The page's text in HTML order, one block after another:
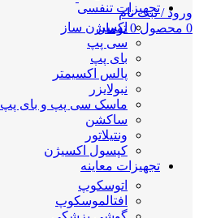
ورود / ثبت نام
0 محصول 0 تومان
تجهیزات تنفسی
اکسیژن ساز
سی پپ
بای پپ
پالس اکسیمتر
نبولایزر
ماسک سی پپ و بای پپ
ساکشن
ونتیلاتور
کپسول اکسیژن
تجهیزات معاینه
اتوسکوپ
افتالموسکوپ